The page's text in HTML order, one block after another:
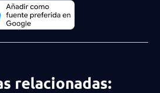
relacionadas: